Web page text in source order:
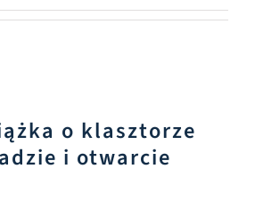
o klasztorze
i otwarcie